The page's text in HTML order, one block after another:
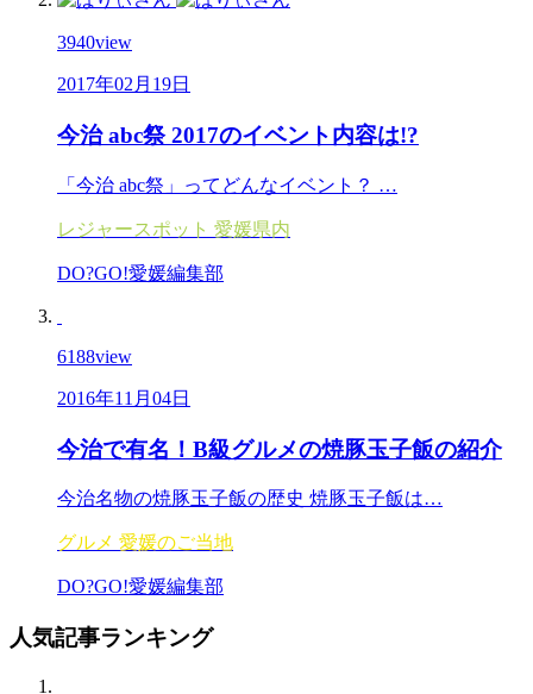
3940view
2017年02月19日
今治 abc祭 2017のイベント内容は!?
「今治 abc祭」ってどんなイベント？ …
レジャースポット 愛媛県内
DO?GO!愛媛編集部
6188view
2016年11月04日
今治で有名！B級グルメの焼豚玉子飯の紹介
今治名物の焼豚玉子飯の歴史 焼豚玉子飯は…
グルメ 愛媛のご当地
DO?GO!愛媛編集部
人気記事ランキング